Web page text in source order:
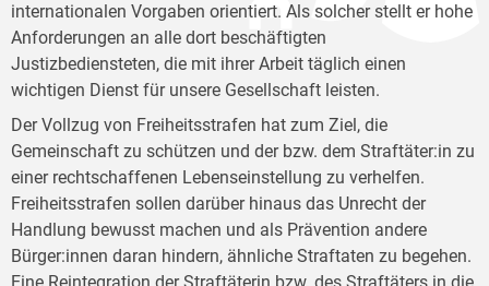
internationalen Vorgaben orientiert. Als solcher stellt er hohe
Anforderungen an alle dort beschäftigten
Justizbediensteten, die mit ihrer Arbeit täglich einen
wichtigen Dienst für unsere Gesellschaft leisten.
Der Vollzug von Freiheitsstrafen hat zum Ziel, die
Gemeinschaft zu schützen und der bzw. dem Straftäter:in zu
einer rechtschaffenen Lebenseinstellung zu verhelfen.
Freiheitsstrafen sollen darüber hinaus das Unrecht der
Handlung bewusst machen und als Prävention andere
Bürger:innen daran hindern, ähnliche Straftaten zu begehen.